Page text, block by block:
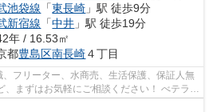
池袋線 「東長崎 」駅 徒歩9分
新宿線 「中井 」駅 徒歩19分
年 / 16.53㎡
都豊島区南長崎４丁目
、フリーター、水商売、生活保護、保証人無
まずはお気軽にご相談ください！ べテラン
希望...